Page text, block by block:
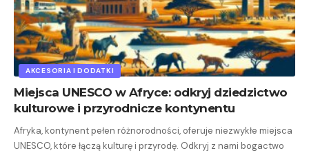
AKCESORIA I DODATKI
Miejsca UNESCO w Afryce: odkryj dziedzictwo
kulturowe i przyrodnicze kontynentu
Afryka, kontynent pełen różnorodności, oferuje niezwykłe miejsca
UNESCO, które łączą kulturę i przyrodę. Odkryj z nami bogactwo